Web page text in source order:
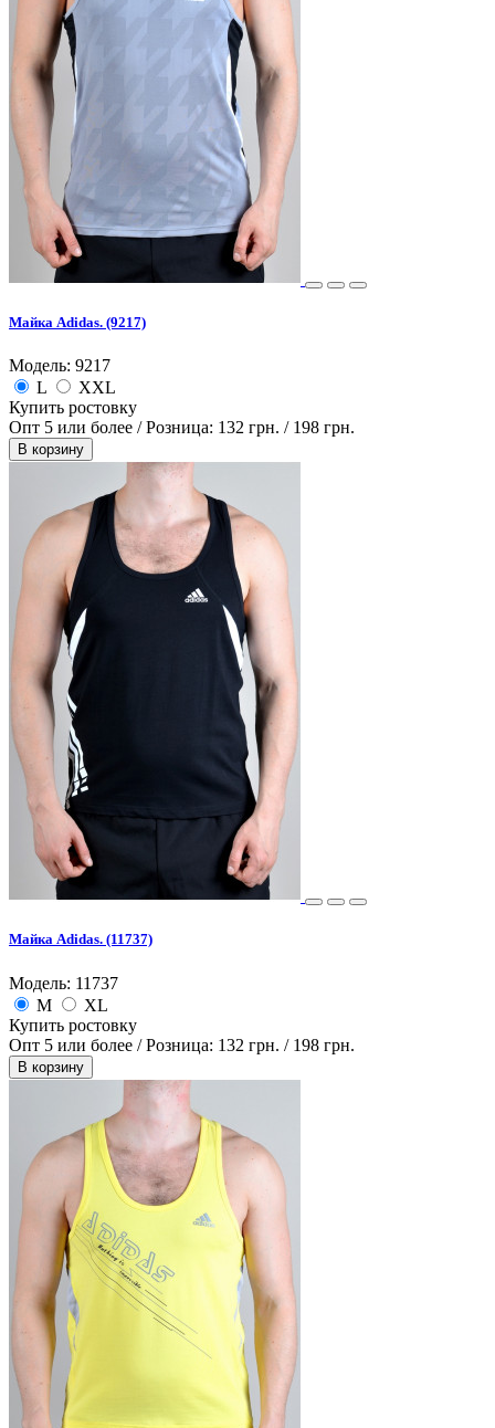
Майка Adidas. (9217)
Модель: 9217
L
XXL
Купить ростовку
Опт 5 или более / Розница: 132 грн. / 198 грн.
В корзину
Майка Adidas. (11737)
Модель: 11737
M
XL
Купить ростовку
Опт 5 или более / Розница: 132 грн. / 198 грн.
В корзину